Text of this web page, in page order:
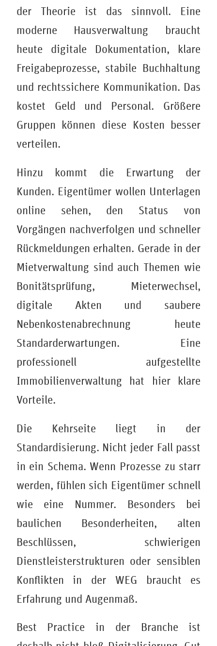
der Theorie ist das sinnvoll. Eine
moderne Hausverwaltung braucht
heute digitale Dokumentation, klare
Freigabeprozesse, stabile Buchhaltung
und rechtssichere Kommunikation. Das
kostet Geld und Personal. Größere
Gruppen können diese Kosten besser
verteilen.
Hinzu kommt die Erwartung der
Kunden. Eigentümer wollen Unterlagen
online sehen, den Status von
Vorgängen nachverfolgen und schneller
Rückmeldungen erhalten. Gerade in der
Mietverwaltung sind auch Themen wie
Bonitätsprüfung, Mieterwechsel,
digitale Akten und saubere
Nebenkostenabrechnung heute
Standarderwartungen. Eine
professionell aufgestellte
Immobilienverwaltung hat hier klare
Vorteile.
Die Kehrseite liegt in der
Standardisierung. Nicht jeder Fall passt
in ein Schema. Wenn Prozesse zu starr
werden, fühlen sich Eigentümer schnell
wie eine Nummer. Besonders bei
baulichen Besonderheiten, alten
Beschlüssen, schwierigen
Dienstleisterstrukturen oder sensiblen
Konflikten in der WEG braucht es
Erfahrung und Augenmaß.
Best Practice in der Branche ist